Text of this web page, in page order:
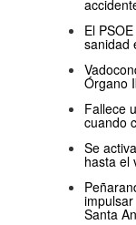
El
sanidad
Órgano
Fallece
cuando
Se
hasta el
Santa